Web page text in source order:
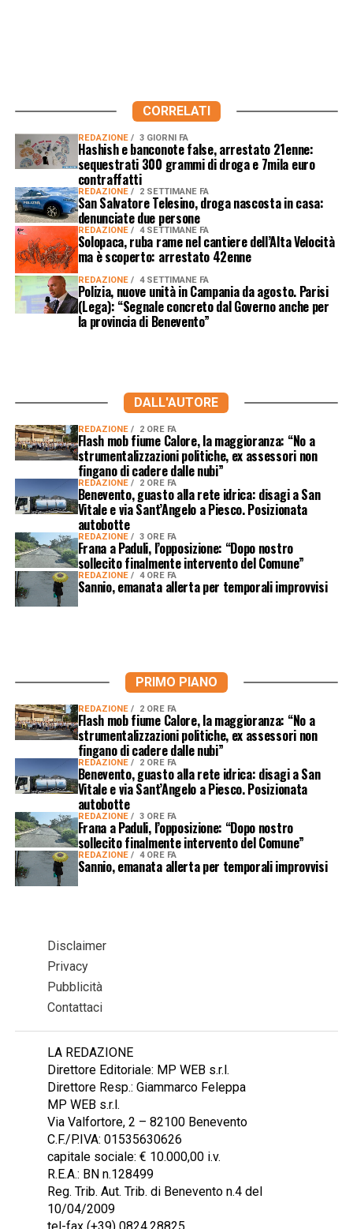
CORRELATI
REDAZIONE 3 GIORNI FA
Hashish e banconote false, arrestato 21enne:
sequestrati 300 grammi di droga e 7mila euro
contraffatti
REDAZIONE 2 SETTIMANE FA
San Salvatore Telesino, droga nascosta in casa:
denunciate due persone
REDAZIONE 4 SETTIMANE FA
Solopaca, ruba rame nel cantiere dell’Alta Velocità
ma è scoperto: arrestato 42enne
REDAZIONE 4 SETTIMANE FA
Polizia, nuove unità in Campania da agosto. Parisi
(Lega): “Segnale concreto dal Governo anche per
la provincia di Benevento”
DALL'AUTORE
REDAZIONE 2 ORE FA
Flash mob fiume Calore, la maggioranza: “No a
strumentalizzazioni politiche, ex assessori non
fingano di cadere dalle nubi”
REDAZIONE 2 ORE FA
Benevento, guasto alla rete idrica: disagi a San
Vitale e via Sant’Angelo a Piesco. Posizionata
autobotte
REDAZIONE 3 ORE FA
Frana a Paduli, l’opposizione: “Dopo nostro
sollecito finalmente intervento del Comune”
REDAZIONE 4 ORE FA
Sannio, emanata allerta per temporali improvvisi
PRIMO PIANO
REDAZIONE 2 ORE FA
Flash mob fiume Calore, la maggioranza: “No a
strumentalizzazioni politiche, ex assessori non
fingano di cadere dalle nubi”
REDAZIONE 2 ORE FA
Benevento, guasto alla rete idrica: disagi a San
Vitale e via Sant’Angelo a Piesco. Posizionata
autobotte
REDAZIONE 3 ORE FA
Frana a Paduli, l’opposizione: “Dopo nostro
sollecito finalmente intervento del Comune”
REDAZIONE 4 ORE FA
Sannio, emanata allerta per temporali improvvisi
Disclaimer
Privacy
Pubblicità
Contattaci
LA REDAZIONE
Direttore Editoriale: MP WEB s.r.l.
Direttore Resp.: Giammarco Feleppa
MP WEB s.r.l.
Via Valfortore, 2 – 82100 Benevento
C.F./P.IVA: 01535630626
capitale sociale: € 10.000,00 i.v.
R.E.A.: BN n.128499
Reg. Trib. Aut. Trib. di Benevento n.4 del
10/04/2009
tel-fax (+39) 0824.28825